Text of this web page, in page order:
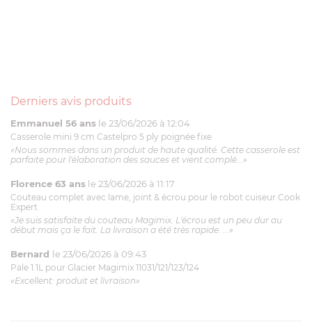
Derniers avis produits
Emmanuel 56 ans le 23/06/2026 à 12:04
Casserole mini 9 cm Castelpro 5 ply poignée fixe
«Nous sommes dans un produit de haute qualité. Cette casserole est
parfaite pour l'élaboration des sauces et vient complé...»
Florence 63 ans le 23/06/2026 à 11:17
Couteau complet avec lame, joint & écrou pour le robot cuiseur Cook
Expert
«Je suis satisfaite du couteau Magimix. L'écrou est un peu dur au
début mais ça le fait. La livraison a été très rapide. ...»
Bernard le 23/06/2026 à 09:43
Pale 1.1L pour Glacier Magimix 11031/121/123/124
«Excellent: produit et livraison»